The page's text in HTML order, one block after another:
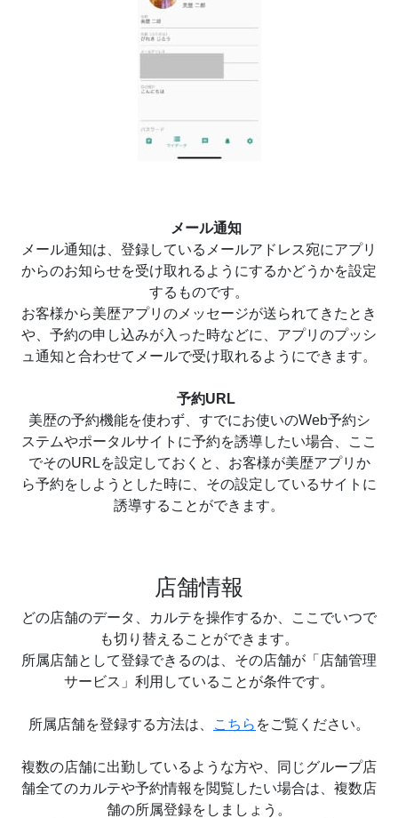
メール通知
メール通知は、登録しているメールアドレス宛にアプリ
からのお知らせを受け取れるようにするかどうかを設定
するものです。
お客様から美歴アプリのメッセージが送られてきたとき
や、予約の申し込みが入った時などに、アプリのプッシ
ュ通知と合わせてメールで受け取れるようにできます。
予約URL
美歴の予約機能を使わず、すでにお使いのWeb予約シ
ステムやポータルサイトに予約を誘導したい場合、ここ
でそのURLを設定しておくと、お客様が美歴アプリか
ら予約をしようとした時に、その設定しているサイトに
誘導することができます。
店舗情報
どの店舗のデータ、カルテを操作するか、ここでいつで
も切り替えることができます。
所属店舗として登録できるのは、その店舗が「店舗管理
サービス」利用していることが条件です。
所属店舗を登録する方法は、 こちら をご覧ください。
複数の店舗に出勤しているような方や、同じグループ店
舗全てのカルテや予約情報を閲覧したい場合は、複数店
舗の所属登録をしましょう。